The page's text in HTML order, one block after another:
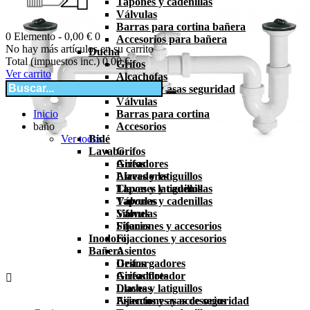
0 Elemento - 0,00 € 0
No hay más artículos en su carrito
Total (impuestos inc.) 0,00 €
Ver carrito
Inicio
baño
Ver todos
Lavabo
Grifos
Aireadores
Llaves y latiguillos
Tapones y cadenillas
Válvulas
Sifones
Fijacciones y accesorios
Bañera
Grifos
Aireadores
Duchas
Asientos y asas de seguridad
Válvulas
Barras para cortina bañera
Accesorios para bañera
Ducha
Grifos
Alcachofas
Asientos y asas seguridad
Válvulas
Barras para cortina
Accesorios
Bidé
Grifos
Aireadores
Llaves y latiguillos
Tapones y cadenillas
Válvulas
Sifones
Fijaciones y accesorios
Inodoro
Asientos
Descargadores
Grifos flotador
Llaves y latiguillos
Fijacciones y accesorios
